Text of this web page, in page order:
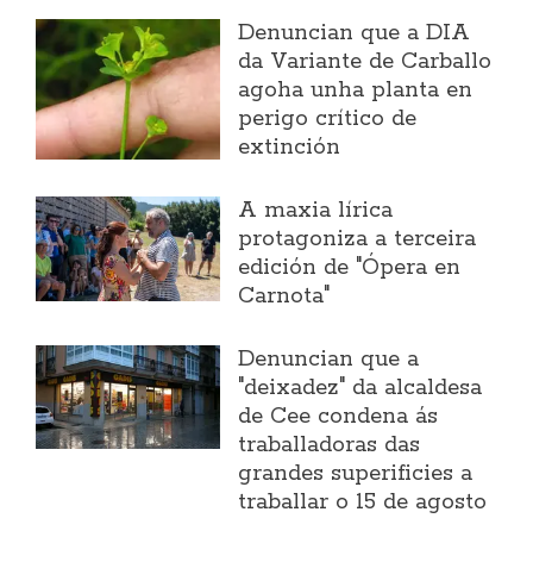
Denuncian que a DIA
da Variante de Carballo
agoha unha planta en
perigo crítico de
extinción
A maxia lírica
protagoniza a terceira
edición de "Ópera en
Carnota"
Denuncian que a
"deixadez" da alcaldesa
de Cee condena ás
traballadoras das
grandes superificies a
traballar o 15 de agosto